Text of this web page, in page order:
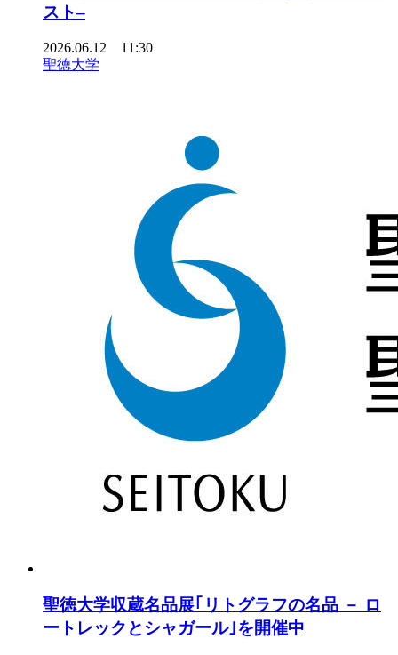
スト–
2026.06.12 11:30
聖徳大学
聖徳大学収蔵名品展｢リトグラフの名品 － ロ
ートレックとシャガール｣を開催中